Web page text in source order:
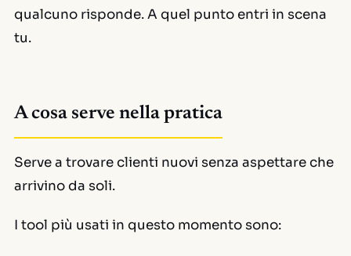
qualcuno risponde. A quel punto entri in scena
tu.
A cosa serve nella pratica
Serve a trovare clienti nuovi senza aspettare che
arrivino da soli.
I tool più usati in questo momento sono: